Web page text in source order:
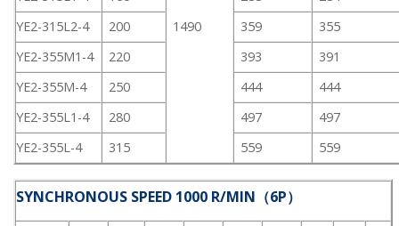
1490
YE2-315L2-4
200 359
355
YE2-355M1-4
220 393
391
YE2-355M-4
250 444
444
YE2-355L1-4
280 497
497
YE2-355L-4
315 559 559
SYNCHRONOUS SPEED 1000 R/MIN（6P）